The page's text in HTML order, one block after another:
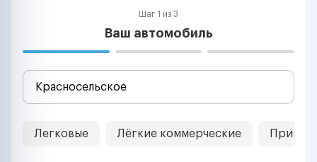
Шаг 1 из 3
Ваш автомобиль
Легковые Лёгкие коммерческие